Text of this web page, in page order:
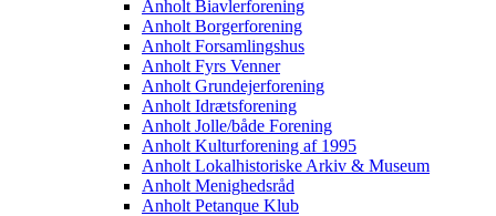
Anholt Biavlerforening
Anholt Borgerforening
Anholt Forsamlingshus
Anholt Fyrs Venner
Anholt Grundejerforening
Anholt Idrætsforening
Anholt Jolle/både Forening
Anholt Kulturforening af 1995
Anholt Lokalhistoriske Arkiv & Museum
Anholt Menighedsråd
Anholt Petanque Klub